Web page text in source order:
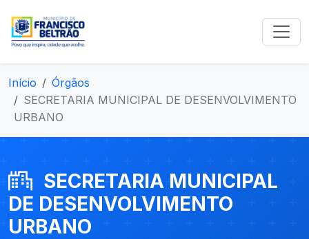
Início
Órgãos
SECRETARIA MUNICIPAL DE DESENVOLVIMENTO
URBANO
SECRETARIA MUNICIPAL
DE DESENVOLVIMENTO
URBANO